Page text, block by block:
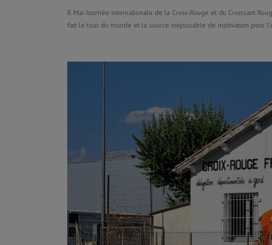
8 Mai Journée internationale de la Croix-Rouge et du Croissant
fait le tour du monde et la source inépuisable de motivation pour